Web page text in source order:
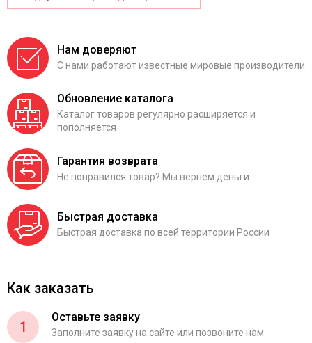
Нам доверяют
С нами работают известные мировые производители
Обновление каталога
Каталог товаров регулярно расширяется и
пополняется
Гарантия возврата
Не понравился товар? Мы вернем деньги
Быстрая доставка
Быстрая доставка по всей территории России
Как заказать
1
Оставьте заявку
Заполните заявку на сайте или позвоните нам